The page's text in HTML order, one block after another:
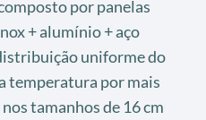
por panelas
+ alumínio + aço
uniforme do
temperatura por mais
tamanhos de 16 cm